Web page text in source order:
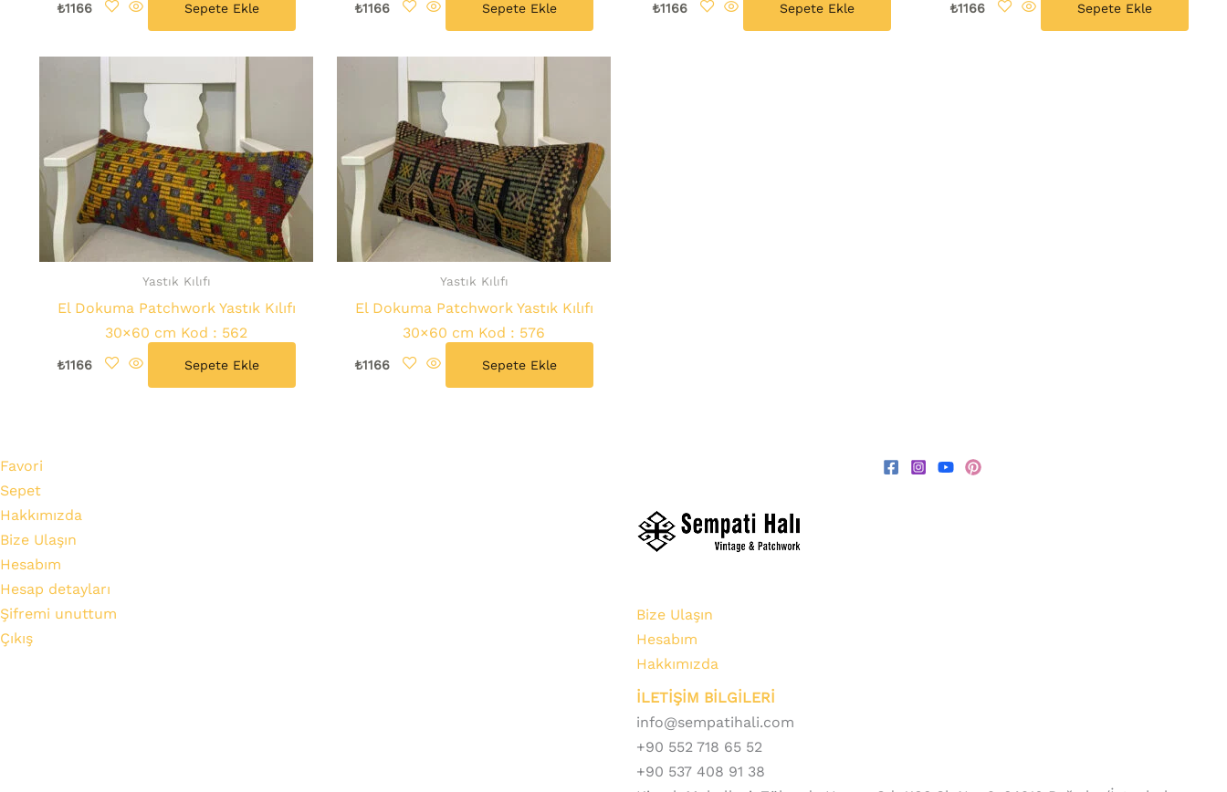
₺1166 Sepete Ekle ₺1166 Sepete Ekle ₺1166 Sepete Ekle ₺1166 Sepete Ekle
Yastık Kılıfı
El Dokuma Patchwork Yastık Kılıfı
30×60 cm Kod : 562
₺1166 Sepete Ekle
Yastık Kılıfı
El Dokuma Patchwork Yastık Kılıfı
30×60 cm Kod : 576
₺1166 Sepete Ekle
Favori
Sepet
Hakkımızda
Bize Ulaşın
Hesabım
Hesap detayları
Şifremi unuttum
Çıkış
Bize Ulaşın
Hesabım
Hakkımızda
İLETİŞİM BİLGİLERİ
info@sempatihali.com
+90 552 718 65 52
+90 537 408 91 38